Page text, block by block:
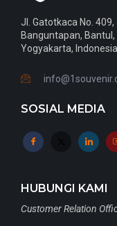
Jl. Gatotkaca No.
Banguntapan, Bantul,
Yogyakarta, Indonesia.
SOSIAL MEDIA
HUBUNGI KAMI
Customer Relation